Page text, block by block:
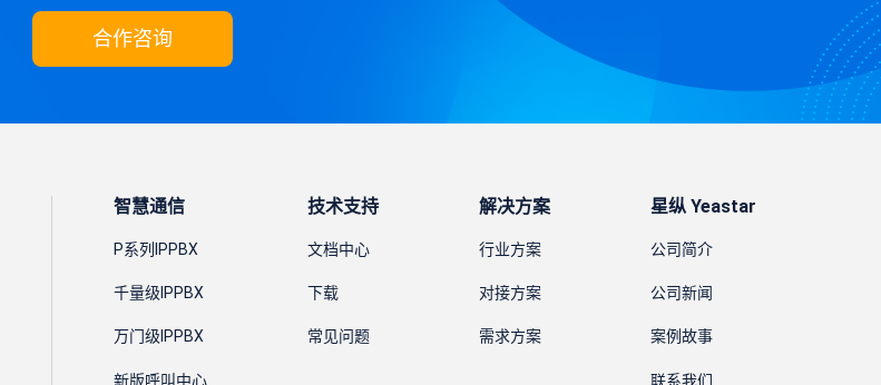
合作咨询
智慧通信
P系列IPPBX
千量级IPPBX
万门级IPPBX
新版呼叫中心
技术支持
文档中心
下载
常见问题
解决方案
行业方案
对接方案
需求方案
星纵 Yeastar
公司简介
公司新闻
案例故事
联系我们